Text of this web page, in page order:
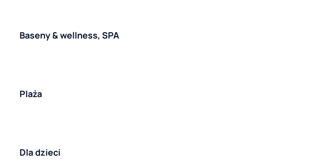
Baseny & wellness, SPA
Plaża
Dla dzieci